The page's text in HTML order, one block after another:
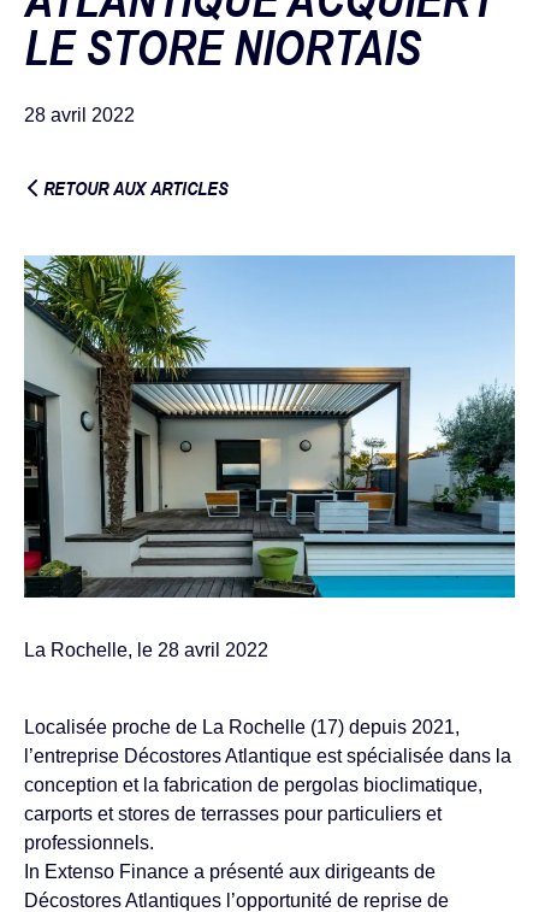
LE STORE NIORTAIS
28 avril 2022
RETOUR AUX ARTICLES
La Rochelle, le 28 avril 2022
Localisée proche de La Rochelle (17) depuis 2021,
l’entreprise Décostores Atlantique est spécialisée dans la
conception et la fabrication de pergolas bioclimatique,
carports et stores de terrasses pour particuliers et
professionnels.
In Extenso Finance a présenté aux dirigeants de
Décostores Atlantiques l’opportunité de reprise de